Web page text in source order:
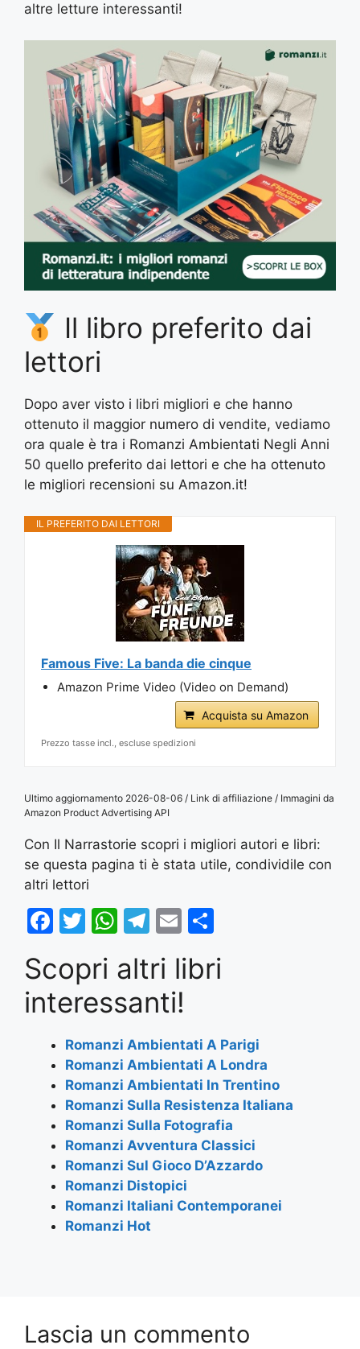
altre letture interessanti!
Il libro preferito dai
lettori
Dopo aver visto i libri migliori e che hanno
ottenuto il maggior numero di vendite, vediamo
ora quale è tra i Romanzi Ambientati Negli Anni
50 quello preferito dai lettori e che ha ottenuto
le migliori recensioni su Amazon.it!
IL PREFERITO DAI LETTORI
Famous Five: La banda die cinque
Amazon Prime Video (Video on Demand)
Acquista su Amazon
Prezzo tasse incl., escluse spedizioni
Ultimo aggiornamento 2026-08-06 / Link di affiliazione / Immagini da
Amazon Product Advertising API
Con Il Narrastorie scopri i migliori autori e libri:
se questa pagina ti è stata utile, condividile con
altri lettori
F
c
e
b
o
o
k
T
itt
er
W
at
s
A
p
p
T
e
gr
a
m
E
ai
l
ar
Scopri altri libri
interessanti!
Romanzi Ambientati A Parigi
Romanzi Ambientati A Londra
Romanzi Ambientati In Trentino
Romanzi Sulla Resistenza Italiana
Romanzi Sulla Fotografia
Romanzi Avventura Classici
Romanzi Sul Gioco D’Azzardo
Romanzi Distopici
Romanzi Italiani Contemporanei
Romanzi Hot
Lascia un commento